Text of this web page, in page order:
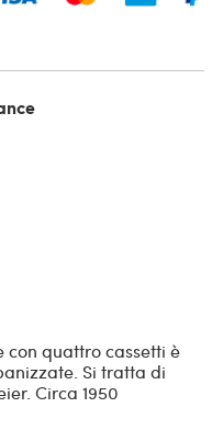
con quattro cassetti è
Si tratta di
Circa 1950